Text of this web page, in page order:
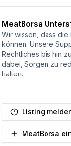
MeatBorsa
Wir wissen, dass die
können. Unsere
Rechtliches bis hin
dabei, Sorgen zu
halten.
Listing
MeatBorsa